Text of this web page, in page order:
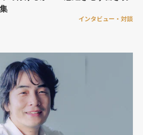
インタビュー・対談